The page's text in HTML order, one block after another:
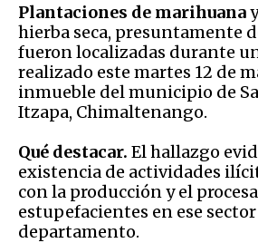
Plantaciones de marihuana
hierba seca, presuntamente
fueron localizadas durante
realizado este martes 12 de
inmueble del municipio de
Itzapa, Chimaltenango.
Qué destacar. El hallazgo
existencia de actividades
con la producción y el
estupefacientes en ese
departamento.